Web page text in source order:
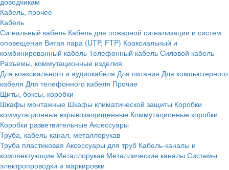
Кабель, прочее
Кабель
Сигнальный кабель Кабель для пожарной сигнализации и систем
оповещения Витая пара (UTP, FTP) Коаксиальный и
комбинированный кабель Телефонный кабель Силовой кабель
Разъемы, коммутационные изделия
Для коаксиального и аудиокабеля Для питания Для компьютерного
кабеля Для телефонного кабеля Прочие
Щиты, боксы, коробки
Шкафы монтажные Шкафы климатической защиты Коробки
коммутационные взрывозащищенные Коммутационные коробки
Коробки разветвительные Аксессуары
Труба, кабель-канал, металлорукав
Труба пластиковая Аксессуары для труб Кабель-каналы и
комплектующие Металлорукав Металлические каналы Системы
электропроводки и маркировки